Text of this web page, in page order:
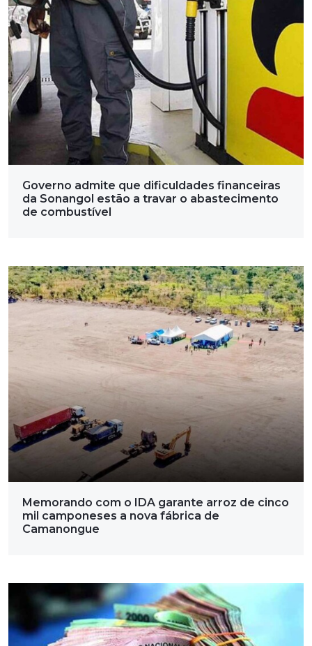
Governo admite que dificuldades financeiras
da Sonangol estão a travar o abastecimento
de combustível
Memorando com o IDA garante arroz de cinco
mil camponeses a nova fábrica de
Camanongue